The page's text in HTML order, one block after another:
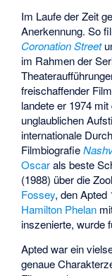
Im Laufe der Zeit
Anerkennung. So
Coronation Street
im Rahmen der
freischaffender
landete er 1974
unglaublichen
internationale
Filmbiografie
Oscarals beste
(1988) über die
Fossey, den
Hamilton Phelan
inszenierte, wurde
Apted war ein
genaue